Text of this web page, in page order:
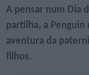
A pensar num Dia
partilha, a
aventura da
filhos.